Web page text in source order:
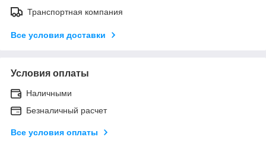
Транспортная компания
Все условия доставки
Условия оплаты
Наличными
Безналичный расчет
Все условия оплаты